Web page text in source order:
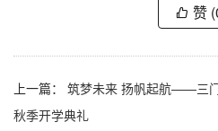
赞
上一篇： 筑梦未来 扬帆起航——三
秋季开学典礼